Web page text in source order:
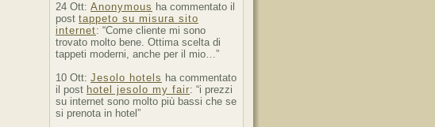
24 Ott: Anonymous ha commentato il
post tappeto su misura sito
internet: “Come cliente mi sono
trovato molto bene. Ottima scelta di
tappeti moderni, anche per il mio…”
10 Ott: Jesolo hotels ha commentato
il post hotel jesolo my fair: “i prezzi
su internet sono molto più bassi che se
si prenota in hotel”